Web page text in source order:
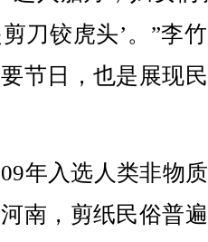
刀铰虎头’。”李
节日，也是展现
入选人类非物
南，剪纸民俗普